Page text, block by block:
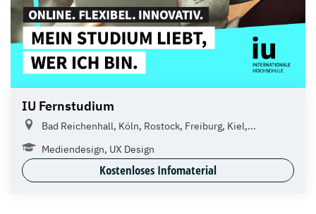
IU Fernstudium
Bad Reichenhall, Köln, Rostock, Freiburg, Kiel,...
Mediendesign, UX Design
Kostenloses Infomaterial